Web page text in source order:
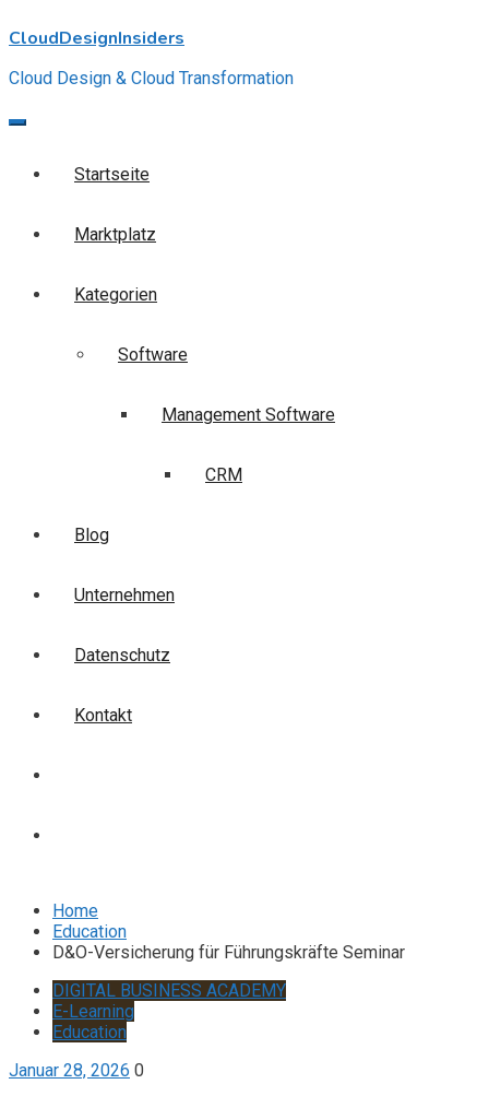
to
CloudDesignInsiders
Cloud Design & Cloud Transformation
Startseite
Marktplatz
Kategorien
Software
Management Software
CRM
Blog
Unternehmen
Datenschutz
Kontakt
Home
Education
D&O-Versicherung für Führungskräfte Seminar
DIGITAL BUSINESS ACADEMY
E-Learning
Education
Januar 28, 2026 0